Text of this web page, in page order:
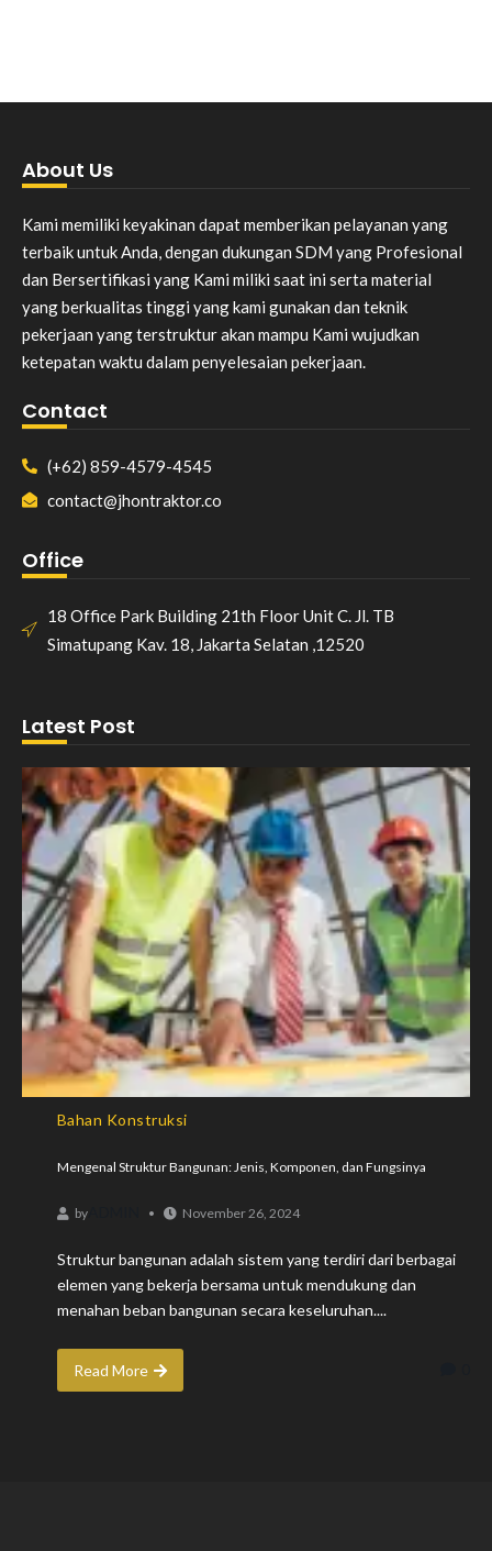
About Us
Kami memiliki keyakinan dapat memberikan pelayanan yang
terbaik untuk Anda, dengan dukungan SDM yang Profesional
dan Bersertifikasi yang Kami miliki saat ini serta material
yang berkualitas tinggi yang kami gunakan dan teknik
pekerjaan yang terstruktur akan mampu Kami wujudkan
ketepatan waktu dalam penyelesaian pekerjaan.
Contact
(+62) 859-4579-4545
contact@jhontraktor.co
Office
18 Office Park Building 21th Floor Unit C. Jl. TB
Simatupang Kav. 18, Jakarta Selatan ,12520
Latest Post
Bahan Konstruksi
Mengenal Struktur Bangunan: Jenis, Komponen, dan Fungsinya
by November 26, 2024
Struktur bangunan adalah sistem yang terdiri dari berbagai
elemen yang bekerja bersama untuk mendukung dan
menahan beban bangunan secara keseluruhan....
Read More